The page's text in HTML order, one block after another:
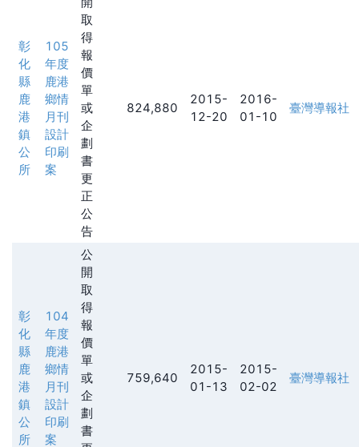
彰
化
縣
鹿
港
鎮
公
所
105
年度
鹿港
鄉情
月刊
設計
印刷
案
取
得
報
價
單
或
企
劃
書
更
正
公
告
824,880
2015-
12-20
2016-
01-10
臺灣導報社
彰
化
縣
鹿
港
鎮
公
所
104
年度
鹿港
鄉情
月刊
設計
印刷
案
公
開
取
得
報
價
單
或
企
劃
書
759,640
2015-
01-13
2015-
02-02
臺灣導報社